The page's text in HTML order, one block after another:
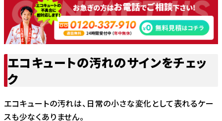
エコキュートの汚れのサインをチェッ
ク
エコキュートの汚れは、日常の小さな変化として表れるケー
スも少なくありません。